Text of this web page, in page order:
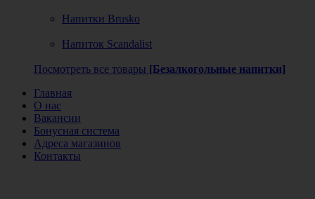
Напитки Brusko
Напиток Scandalist
Посмотреть все товары [Безалкогольные напитки]
Главная
О нас
Вакансии
Бонусная система
Адреса магазинов
Контакты